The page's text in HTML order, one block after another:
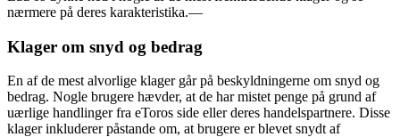
nærmere på deres karakteristika.—
Klager om snyd og bedrag
En af de mest alvorlige klager går på beskyldningerne om snyd og
bedrag. Nogle brugere hævder, at de har mistet penge på grund af
uærlige handlinger fra eToros side eller deres handelspartnere. Disse
klager inkluderer påstande om, at brugere er blevet snydt af